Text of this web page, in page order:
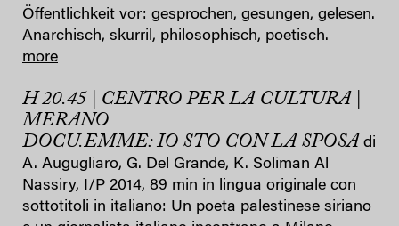
Öffentlichkeit vor: gesprochen, gesungen, gelesen.
Anarchisch, skurril, philosophisch, poetisch.
more
H 20.45 | CENTRO PER LA CULTURA |
MERANO
DOCU.EMME: IO STO CON LA SPOSA di
A. Augugliaro, G. Del Grande, K. Soliman Al
Nassiry, I/P 2014, 89 min in lingua originale con
sottotitoli in italiano: Un poeta palestinese siriano